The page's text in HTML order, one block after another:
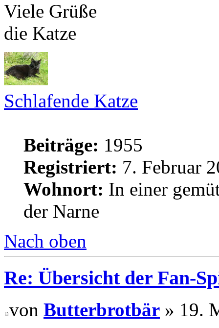
Viele Grüße
die Katze
Schlafende Katze
Beiträge: 1955
Registriert: 7. Februar
Wohnort: In einer
der Narne
Nach oben
Re: Übersicht der Fan-
von Butterbrotbär » 19.